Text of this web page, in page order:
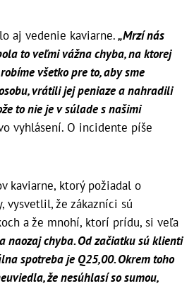
aj vedenie kaviarne.„Mrzí nás
to veľmi vážna chyba, na ktorej
všetko pre to, aby sme
vrátili jej peniaze a nahradili
to nie je v súlade s našimi
vyhlásení. O incidente píše
kaviarne, ktorý požiadal o
vysvetlil, že zákazníci sú
a že mnohí, ktorí prídu, si veľa
naozaj chyba. Od začiatku sú klienti
spotreba je Q25,00. Okrem toho
že nesúhlasí so sumou,